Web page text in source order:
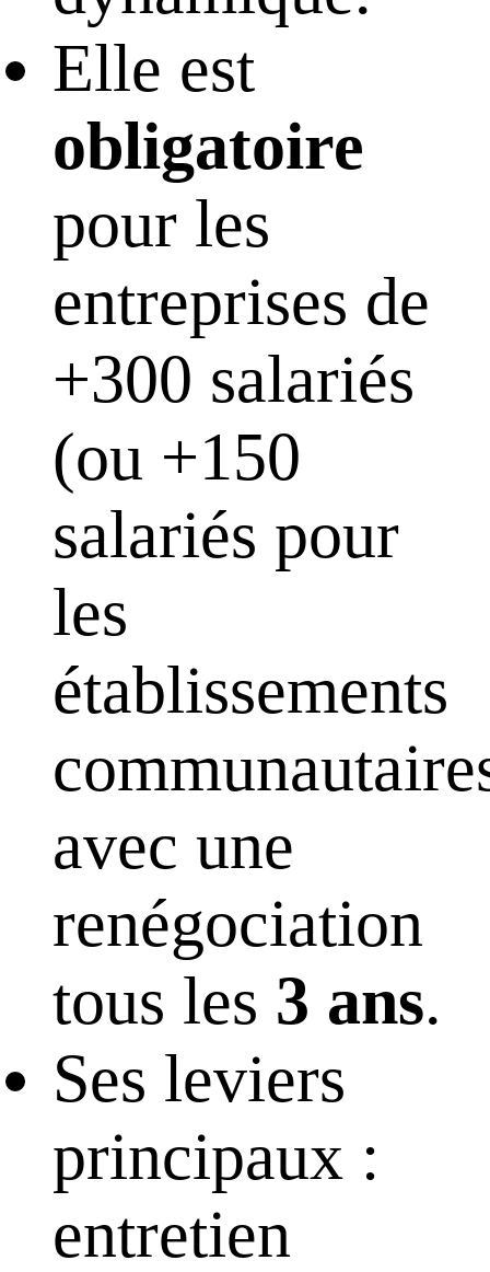
Elle est
obligatoire
pour les
entreprises de
+300 salariés
(ou +150
salariés pour
les
établissements
avec une
renégociation
tous les 3 ans.
Ses leviers
principaux :
entretien